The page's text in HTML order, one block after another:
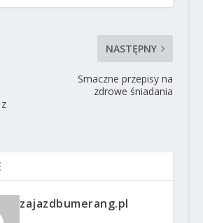
NASTĘPNY
Smaczne przepisy na
zdrowe śniadania
zajazdbumerang.pl